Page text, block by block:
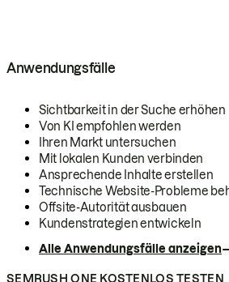
Anwendungsfälle
Sichtbarkeit in der Suche erhöhen
Von KI empfohlen werden
Ihren Markt untersuchen
Mit lokalen Kunden verbinden
Ansprechende Inhalte erstellen
Technische Website-Probleme
Offsite-Autorität ausbauen
Kundenstrategien entwickeln
Alle Anwendungsfälle anzeigen
SEMRUSH ONE KOSTENLOS TESTEN